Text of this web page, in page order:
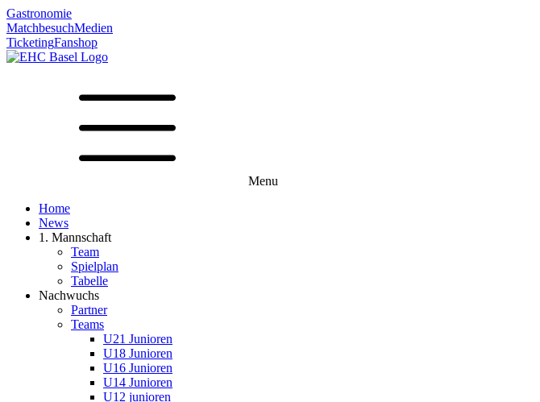
Gastronomie
MatchbesuchMedien
TicketingFanshop
Menu
Home
News
1. Mannschaft
Team
Spielplan
Tabelle
Nachwuchs
Partner
Teams
U21 Junioren
U18 Junioren
U16 Junioren
U14 Junioren
U12 junioren